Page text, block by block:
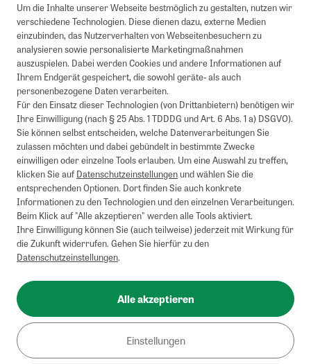
Um die Inhalte unserer Webseite bestmöglich zu gestalten, nutzen wir
verschiedene Technologien. Diese dienen dazu, externe Medien
einzubinden, das Nutzerverhalten von Webseitenbesuchern zu
analysieren sowie personalisierte Marketingmaßnahmen
auszuspielen. Dabei werden Cookies und andere Informationen auf
Ihrem Endgerät gespeichert, die sowohl geräte- als auch
personenbezogene Daten verarbeiten.
Für den Einsatz dieser Technologien (von Drittanbietern) benötigen wir
Ihre Einwilligung (nach § 25 Abs. 1 TDDDG und Art. 6 Abs. 1 a) DSGVO).
Sie können selbst entscheiden, welche Datenverarbeitungen Sie
zulassen möchten und dabei gebündelt in bestimmte Zwecke
einwilligen oder einzelne Tools erlauben. Um eine Auswahl zu treffen,
klicken Sie aufDatenschutzeinstellungenund wählen Sie die
entsprechenden Optionen. Dort finden Sie auch konkrete
Informationen zu den Technologien und den einzelnen Verarbeitungen.
Beim Klick auf "Alle akzeptieren" werden alle Tools aktiviert.
Ihre Einwilligung können Sie (auch teilweise) jederzeit mit Wirkung für
die Zukunft widerrufen. Gehen Sie hierfür zu den
Datenschutzeinstellungen.
Alle akzeptieren
Einstellungen